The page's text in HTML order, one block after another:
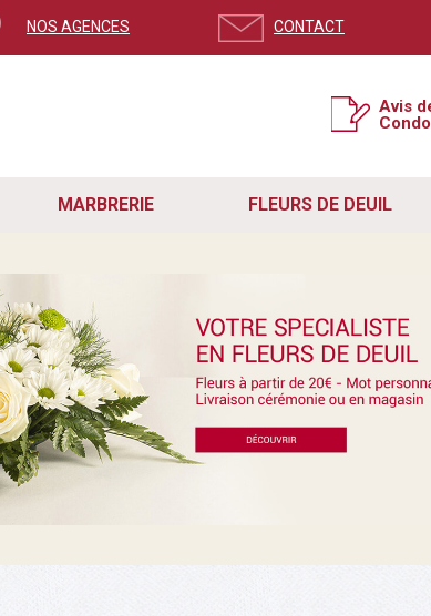
NOS AGENCES CONTACT
Avis
MARBRERIE FLEURS DE DEUIL